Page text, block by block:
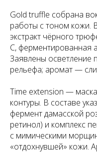
Gold truffle собрана
работы с тоном кожи.
экстракт чёрного
C, ферментированная
Заявлены осветление
рельефа; аромат —
Time extension —
контуры. В составе
фермент дамасской
ретинол) и комплекс
с мимическими
«отдохнувшей» кожи.